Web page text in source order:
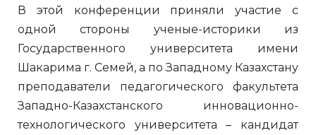
В этой конференции приняли участие с
одной стороны ученые-историки из
Государственного университета имени
Шакарима г. Семей, а по Западному Казахстану
преподаватели педагогического факультета
Западно-Казахстанского инновационно-
технологического университета – кандидат